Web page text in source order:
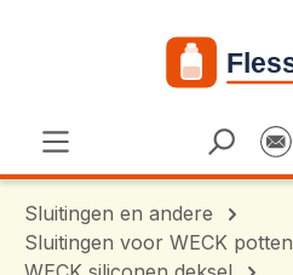
Sluitingen en andere
Sluitingen voor WECK potten